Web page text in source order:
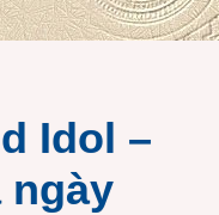
Idol –
ngày